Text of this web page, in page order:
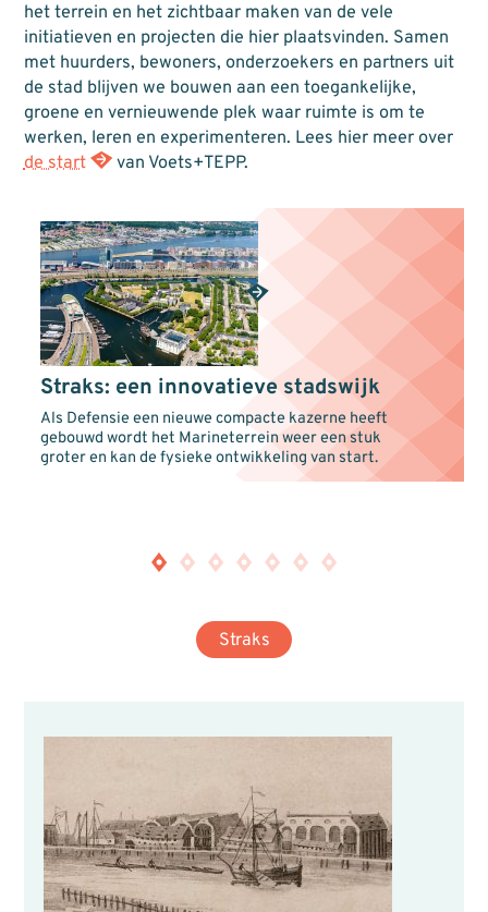
het terrein en het zichtbaar maken van de vele
initiatieven en projecten die hier plaatsvinden. Samen
met huurders, bewoners, onderzoekers en partners uit
de stad blijven we bouwen aan een toegankelijke,
groene en vernieuwende plek waar ruimte is om te
werken, leren en experimenteren. Lees hier meer over
de start
van Voets+TEPP.
Straks: een innovatieve stadswijk
Als Defensie een nieuwe compacte kazerne heeft
gebouwd wordt het Marineterrein weer een stuk
groter en kan de fysieke ontwikkeling van start.
Straks